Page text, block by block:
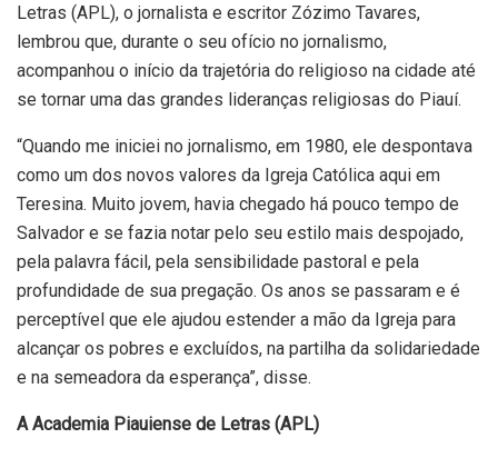
Letras (APL), o jornalista e escritor Zózimo Tavares,
lembrou que, durante o seu ofício no jornalismo,
acompanhou o início da trajetória do religioso na cidade até
se tornar uma das grandes lideranças religiosas do Piauí.
“Quando me iniciei no jornalismo, em 1980, ele despontava
como um dos novos valores da Igreja Católica aqui em
Teresina. Muito jovem, havia chegado há pouco tempo de
Salvador e se fazia notar pelo seu estilo mais despojado,
pela palavra fácil, pela sensibilidade pastoral e pela
profundidade de sua pregação. Os anos se passaram e é
perceptível que ele ajudou estender a mão da Igreja para
alcançar os pobres e excluídos, na partilha da solidariedade
e na semeadora da esperança”, disse.
A Academia Piauiense de Letras (APL)